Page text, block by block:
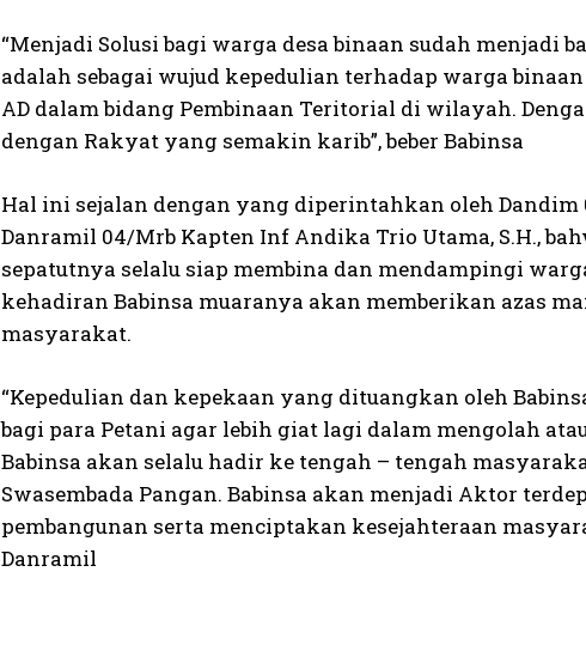
“Menjadi Solusi bagi warga desa binaan sudah menjadi
adalah sebagai wujud kepedulian terhadap warga
AD dalam bidang Pembinaan Teritorial di wilayah.
dengan Rakyat yang semakin karib”, beber Babinsa
Hal ini sejalan dengan yang diperintahkan oleh Dandim
Danramil 04/Mrb Kapten Inf Andika Trio Utama, S.H.,
sepatutnya selalu siap membina dan mendampingi
kehadiran Babinsa muaranya akan memberikan azas
masyarakat.
“Kepedulian dan kepekaan yang dituangkan oleh
bagi para Petani agar lebih giat lagi dalam mengolah
Babinsa akan selalu hadir ke tengah – tengah
Swasembada Pangan. Babinsa akan menjadi Aktor
pembangunan serta menciptakan kesejahteraan
Danramil